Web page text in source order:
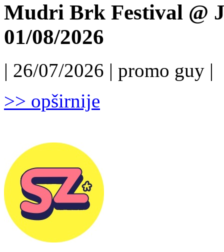
Mudri Brk Festival @
01/08/2026
| 26/07/2026 | promo guy |
>> opširnije